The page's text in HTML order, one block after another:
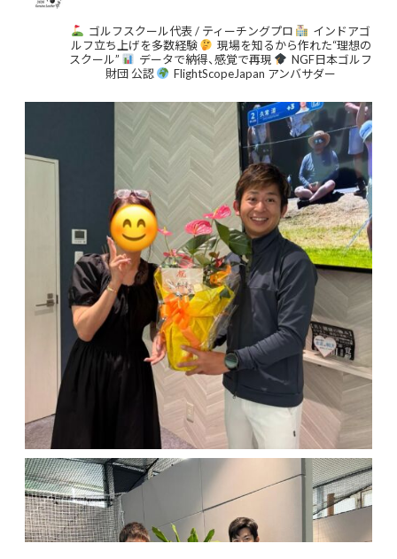
ゴルフスクール代表 / ティーチングプロ
インドアゴ
ルフ立ち上げを多数経験
現場を知るから作れた“理想の
スクール”
データで納得、感覚で再現
NGF日本ゴルフ
財団 公認
FlightScopeJapan アンバサダー